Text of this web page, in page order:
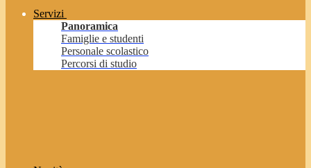
Servizi
Panoramica
Famiglie e studenti
Personale scolastico
Percorsi di studio